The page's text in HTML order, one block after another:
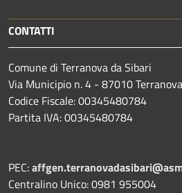
CONTATTI
Comune di Terranova da Sibari
Via Municipio n. 4 - 87010
Codice Fiscale: 00345480784
Partita IVA: 00345480784
PEC:
Centralino Unico: 0981 955004